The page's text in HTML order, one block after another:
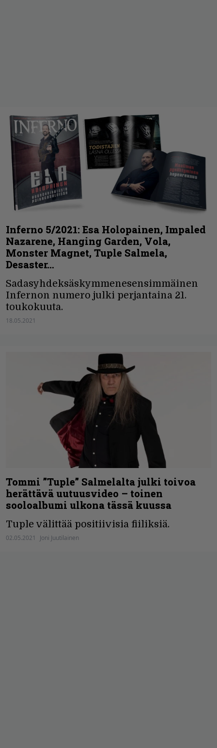
Inferno 5/2021: Esa Holopainen, Impaled
Nazarene, Hanging Garden, Vola,
Monster Magnet, Tuple Salmela,
Desaster…
Sadasyhdeksäskymmenesensimmäinen
Infernon numero julki perjantaina 21.
toukokuuta.
18.05.2021
Tommi ”Tuple” Salmelalta julki toivoa
herättävä uutuusvideo – toinen
sooloalbumi ulkona tässä kuussa
Tuple välittää positiivisia fiiliksiä.
02.05.2021 Joni Juutilainen